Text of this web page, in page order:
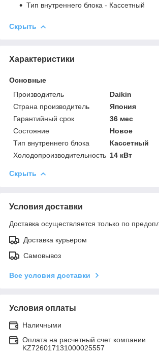
Тип внутреннего блока - Кассетный
Скрыть
Характеристики
Основные
Производитель
Daikin
Страна производитель
Япония
Гарантийный срок
36 мес
Состояние
Новое
Тип внутреннего блока
Кассетный
Холодопроизводительность 14 кВт
Скрыть
Условия доставки
Доставка осуществляется только по
Доставка курьером
Самовывоз
Все условия доставки
Условия оплаты
Наличными
Оплата на расчетный счет компании
KZ726017131000025557